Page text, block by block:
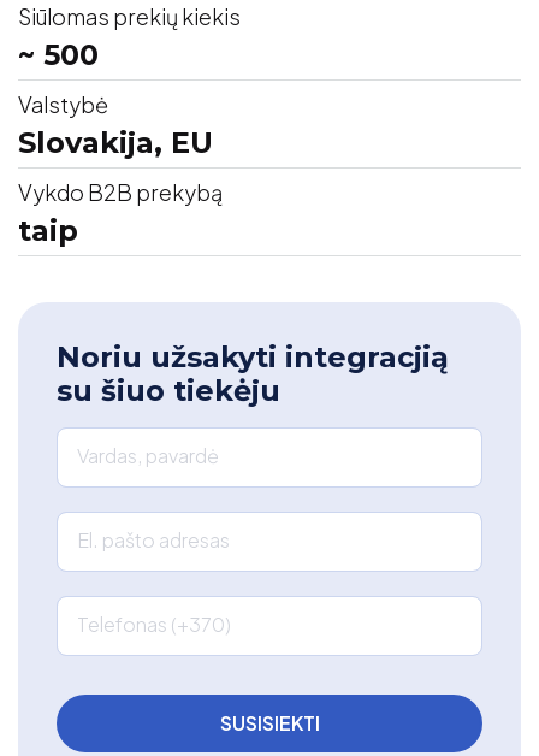
Siūlomas prekių kiekis
~ 500
Valstybė
Slovakija, EU
Vykdo B2B prekybą
taip
Noriu užsakyti integracjią
su šiuo tiekėju
Vardas, pavardė
El. pašto adresas
Telefonas (+370)